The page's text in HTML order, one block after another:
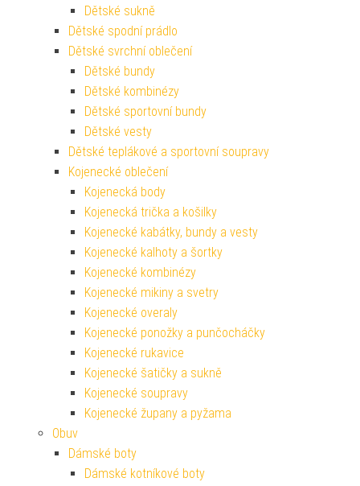
Dětské sukně
Dětské spodní prádlo
Dětské svrchní oblečení
Dětské bundy
Dětské kombinézy
Dětské sportovní bundy
Dětské vesty
Dětské teplákové a sportovní soupravy
Kojenecké oblečení
Kojenecká body
Kojenecká trička a košilky
Kojenecké kabátky, bundy a vesty
Kojenecké kalhoty a šortky
Kojenecké kombinézy
Kojenecké mikiny a svetry
Kojenecké overaly
Kojenecké ponožky a punčocháčky
Kojenecké rukavice
Kojenecké šatičky a sukně
Kojenecké soupravy
Kojenecké župany a pyžama
Obuv
Dámské boty
Dámské kotníkové boty